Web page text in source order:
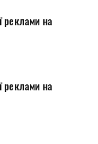
реклами на